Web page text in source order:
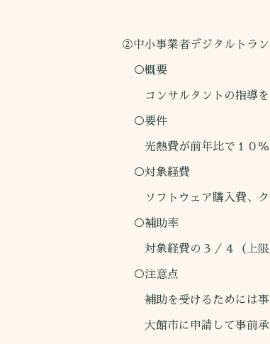
②中小事業者デジタルトラ
○概要
コンサルタントの指導を
○要件
光熱費が前年比で１０％
○対象経費
ソフトウェア購入費、ク
○補助率
対象経費の３／４（上限
○注意点
補助を受けるためには事
大館市に申請して事前承